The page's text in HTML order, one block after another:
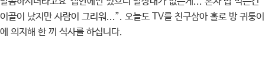
이골이 났지만 사람이 그리워...”. 오늘도 TV를 친구삼아 홀로 방 귀퉁이
에 의지해 한 끼 식사를 하십니다.